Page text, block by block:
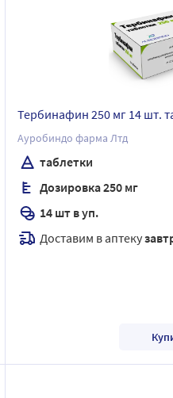
Тербинафин 250 мг 14 шт.
Ауробиндо фарма Лтд
таблетки
Дозировка 250 мг
14 шт в уп.
Доставим в аптеку